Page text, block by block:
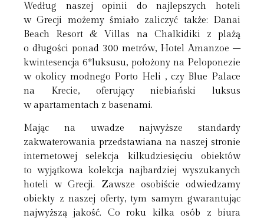
Według naszej opinii do najlepszych hoteli
w Grecji możemy śmiało zaliczyć także: Danai
Beach Resort & Villas na Chalkidiki z plażą
o długości ponad 300 metrów, Hotel Amanzoe –
kwintesencja 6*luksusu, położony na Peloponezie
w okolicy modnego Porto Heli , czy Blue Palace
na Krecie, oferujący niebiański luksus
w apartamentach z basenami.
Mając na uwadze najwyższe standardy
zakwaterowania przedstawiana na naszej stronie
internetowej selekcja kilkudziesięciu obiektów
to wyjątkowa kolekcja najbardziej wyszukanych
hoteli w Grecji. Zawsze osobiście odwiedzamy
obiekty z naszej oferty, tym samym gwarantując
najwyższą jakość. Co roku kilka osób z biura